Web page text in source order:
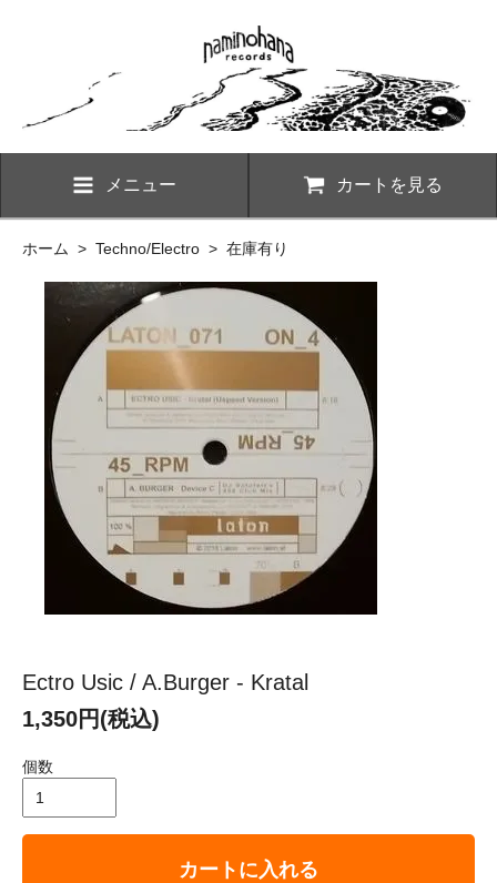
メニュー カートを見る
ホーム > Techno/Electro > 在庫有り
Ectro Usic / A.Burger - Kratal
1,350円(税込)
個数
カートに入れる